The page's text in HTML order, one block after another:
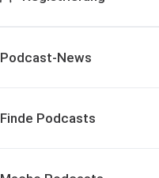
Podcast-News
Finde Podcasts